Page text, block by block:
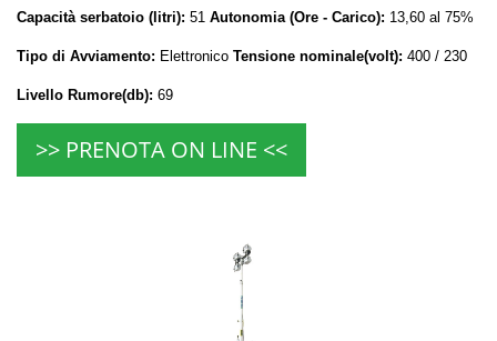
Capacità serbatoio (litri): 51 Autonomia (Ore - Carico): 13,60 al 75%
Tipo di Avviamento: Elettronico Tensione nominale(volt): 400 / 230
Livello Rumore(db): 69
>> PRENOTA ON LINE <<